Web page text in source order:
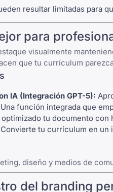
resultar limitadas para
para
visualmente
que tu currículum
IA (Integración GPT-5):
Una función integrada que
tu documento con
Convierte tu currículum en un
diseño y medios de
del branding